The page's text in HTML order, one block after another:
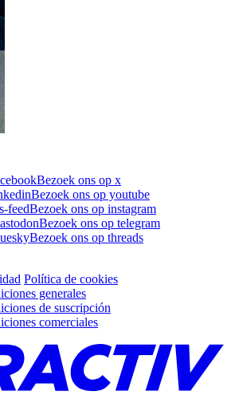
Bezoek ons op x
Bezoek ons op youtube
feedBezoek ons op instagram
Bezoek ons op telegram
Bezoek ons op threads
Política de cookies
generales
de suscripción
comerciales